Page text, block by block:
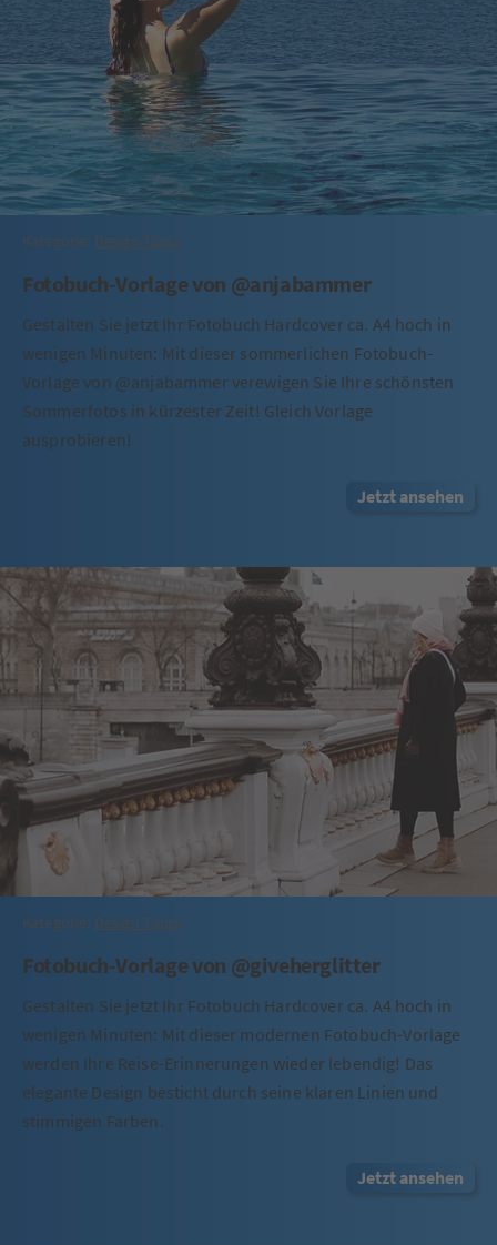
Kategorie: Design-Tipps
Fotobuch-Vorlage von @anjabammer
Gestalten Sie jetzt Ihr Fotobuch Hardcover ca. A4 hoch in
wenigen Minuten: Mit dieser sommerlichen Fotobuch-
Vorlage von @anjabammer verewigen Sie Ihre schönsten
Sommerfotos in kürzester Zeit! Gleich Vorlage
ausprobieren!
Jetzt ansehen
Kategorie: Design-Tipps
Fotobuch-Vorlage von @giveherglitter
Gestalten Sie jetzt Ihr Fotobuch Hardcover ca. A4 hoch in
wenigen Minuten: Mit dieser modernen Fotobuch-Vorlage
werden Ihre Reise-Erinnerungen wieder lebendig! Das
elegante Design besticht durch seine klaren Linien und
stimmigen Farben.
Jetzt ansehen